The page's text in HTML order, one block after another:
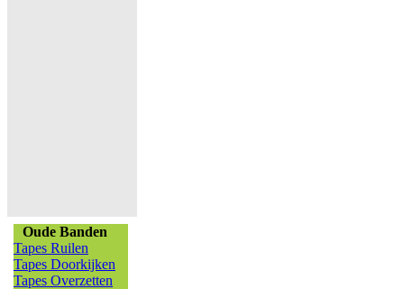
Oude Banden
Tapes Ruilen
Tapes Doorkijken
Tapes Overzetten